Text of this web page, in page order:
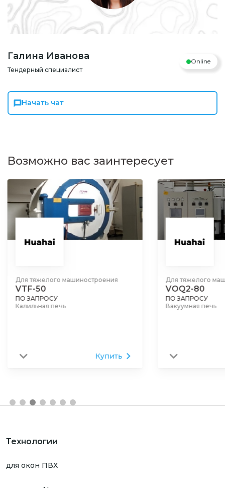
Галина Иванова
Тендерный специалист
Online
Начать чат
Возможно вас заинтересует
Для тяжелого машиностроения
VTF-50
ПО ЗАПРОСУ
Калильная печь
Купить
Для тяжелого
VOQ2-80
ПО ЗАПРОСУ
Вакуумная печь
Технологии
для окон ПВХ